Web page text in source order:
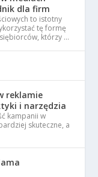
dla firm
to istotny
tę formę
którzy …
reklamie
i narzędzia
kampanii w
skuteczne, a